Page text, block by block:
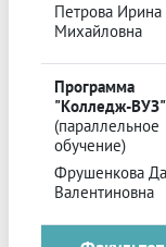
Петрова Ирина
Михайловна
Программа
"Колледж-ВУЗ"
(параллельное
обучение)
Фрушенкова
Валентиновна